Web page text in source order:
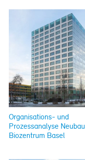
Organisations- und
Prozessanalyse Neubau
Biozentrum Basel